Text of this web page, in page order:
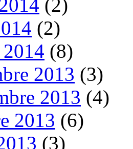
(2)
(2)
(8)
2013 (3)
2013 (4)
2013 (6)
(3)